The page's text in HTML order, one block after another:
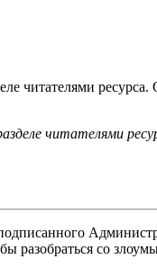
читателями
читателями
со